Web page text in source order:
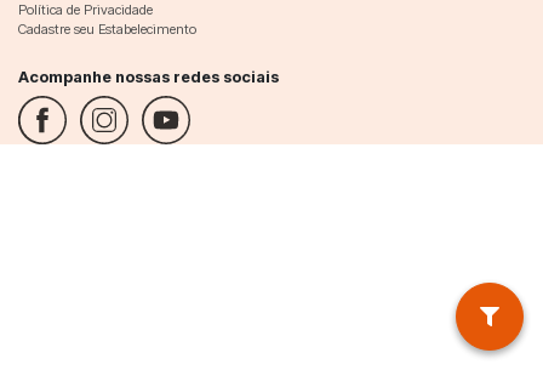
Política de Privacidade
Cadastre seu Estabelecimento
Acompanhe nossas redes sociais